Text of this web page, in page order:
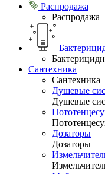
Распродажа
Распродажа
Сантехника
Сантехника
Душевые
Душевые
Дозаторы
Дозаторы